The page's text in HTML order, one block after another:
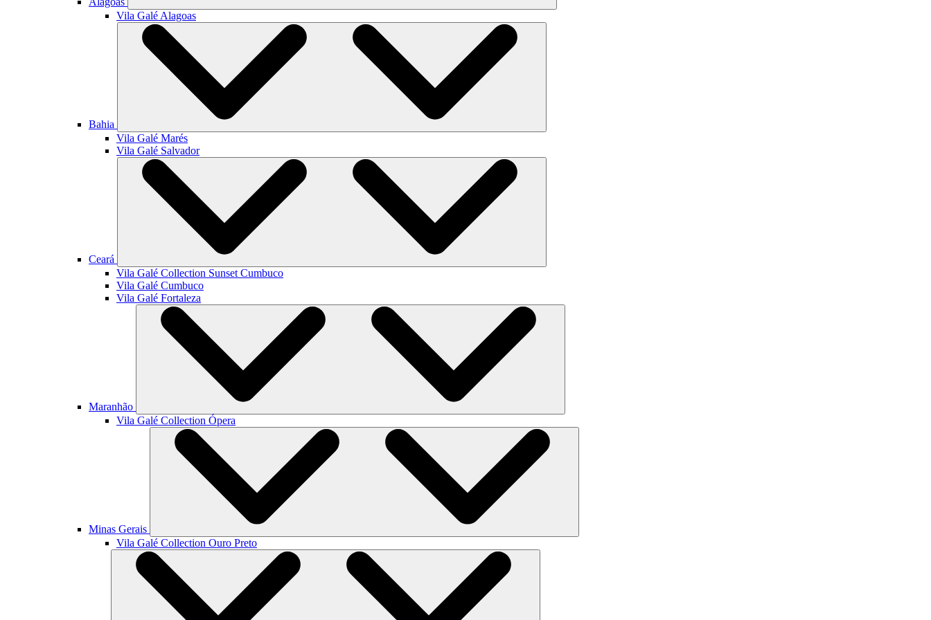
Vila Galé Alagoas
Bahia
Vila Galé Marés
Vila Galé Salvador
Ceará
Vila Galé Collection Sunset Cumbuco
Vila Galé Cumbuco
Vila Galé Fortaleza
Maranhão
Vila Galé Collection Ópera
Minas Gerais
Vila Galé Collection Ouro Preto